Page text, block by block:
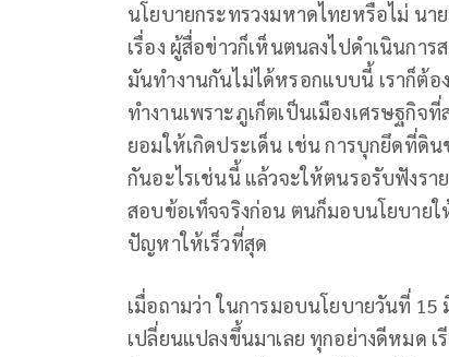
นโยบายกระทรวงมหาดไทยหรือไม่ นา
เรื่อง ผู้สื่อข่าวก็เห็นตนลงไปดำเนินกา
มันทำงานกันไม่ได้หรอกแบบนี้ เราก็ต้อ
ทำงานเพราะภูเก็ตเป็นเมืองเศรษฐกิจ
ยอมให้เกิดประเด็น เช่น การบุกยึดที่ดิ
กันอะไรเช่นนี้ แล้วจะให้ตนรอรับฟังรา
สอบข้อเท็จจริงก่อน ตนก็มอบนโยบาย
ปัญหาให้เร็วที่สุด
เมื่อถามว่า ในการมอบนโยบายวันที่
เปลี่ยนแปลงขึ้นมาเลย ทุกอย่างดีหมด